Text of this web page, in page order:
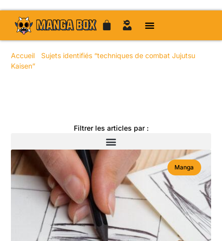
Accueil
Sujets identifiés “techniques de combat Jujutsu
Kaisen”
Filtrer les articles par :
Manga